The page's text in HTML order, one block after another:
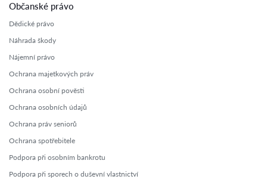
Občanské právo
Dědické právo
Náhrada škody
Nájemní právo
Ochrana majetkových práv
Ochrana osobní pověsti
Ochrana osobních údajů
Ochrana práv seniorů
Ochrana spotřebitele
Podpora při osobním bankrotu
Podpora při sporech o duševní vlastnictví